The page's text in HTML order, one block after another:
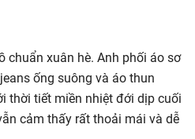
chuẩn xuân hè. Anh phối áo sơ
ống suông và áo thun
thời tiết miền nhiệt đới dịp cuối
cảm thấy rất thoải mái và dễ